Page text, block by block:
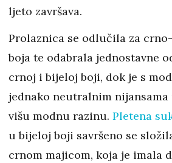
ljeto završava.
Prolaznica se odlučila za
boja te odabrala jednostavne
crnoj i bijeloj boji, dok je s
jednako neutralnim
višu modnu razinu. Pletena
u bijeloj boji savršeno se
crnom majicom, koja je imala